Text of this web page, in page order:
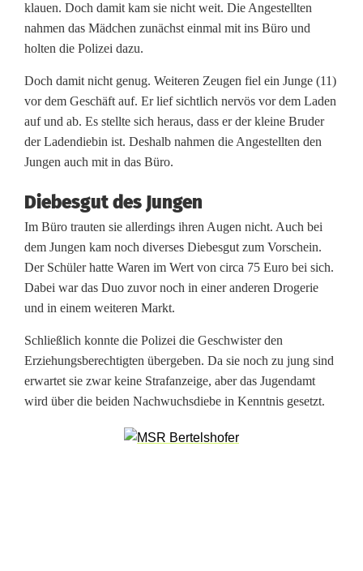
u
c
h
s
d
i
e
b
e
i
W
e
i
klauen. Doch damit kam sie nicht weit. Die Angestellten
nahmen das Mädchen zunächst einmal mit ins Büro und
holten die Polizei dazu.
Doch damit nicht genug. Weiteren Zeugen fiel ein Junge (11)
vor dem Geschäft auf. Er lief sichtlich nervös vor dem Laden
auf und ab. Es stellte sich heraus, dass er der kleine Bruder
der Ladendiebin ist. Deshalb nahmen die Angestellten den
Jungen auch mit in das Büro.
Diebesgut des Jungen
Im Büro trauten sie allerdings ihren Augen nicht. Auch bei
dem Jungen kam noch diverses Diebesgut zum Vorschein.
Der Schüler hatte Waren im Wert von circa 75 Euro bei sich.
Dabei war das Duo zuvor noch in einer anderen Drogerie
und in einem weiteren Markt.
Schließlich konnte die Polizei die Geschwister den
Erziehungsberechtigten übergeben. Da sie noch zu jung sind
erwartet sie zwar keine Strafanzeige, aber das Jugendamt
wird über die beiden Nachwuchsdiebe in Kenntnis gesetzt.